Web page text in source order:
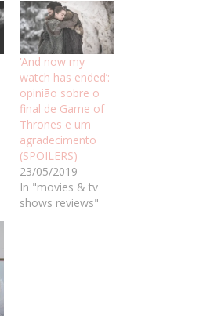
‘And now my
watch has ended’:
opinião sobre o
final de Game of
Thrones e um
agradecimento
(SPOILERS)
23/05/2019
In "movies & tv
shows reviews"